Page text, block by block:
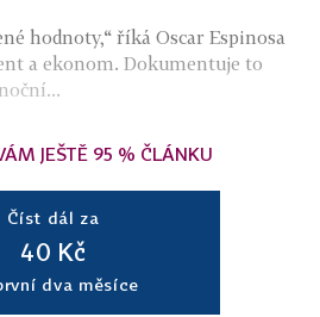
hodnoty,“ říká Oscar Espinosa
a ekonom. Dokumentuje to
JEŠTĚ 95 % ČLÁNKU
Číst dál za
40 Kč
dva měsíce